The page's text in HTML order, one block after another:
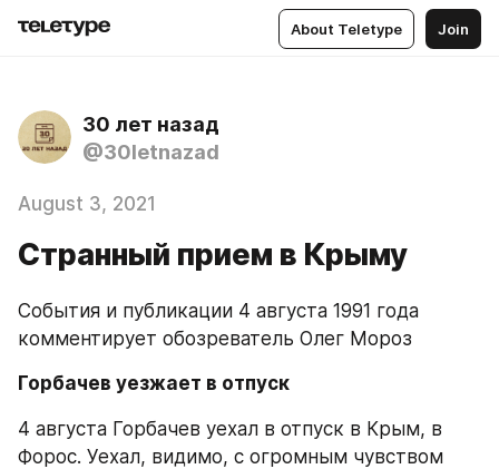
About Teletype Join
30 лет назад
@30letnazad
August 3, 2021
Странный прием в Крыму
События и публикации 4 августа 1991 года
комментирует обозреватель Олег Мороз
Горбачев уезжает в отпуск
4 августа Горбачев уехал в отпуск в Крым, в
Форос. Уехал, видимо, с огромным чувством